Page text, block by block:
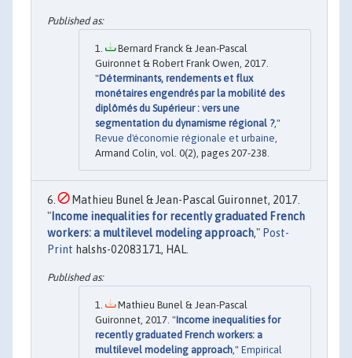
Bernard Franck & Jean-Pascal
Guironnet & Robert Frank Owen, 2017.
"Déterminants, rendements et flux
monétaires engendrés par la mobilité des
diplômés du Supérieur : vers une
segmentation du dynamisme régional ?,"
Revue d'économie régionale et urbaine
Armand Colin, vol. 0(2), pages 207-238.
Mathieu Bunel & Jean-Pascal Guironnet, 2017.
" Income inequalities for recently graduated French
workers: a multilevel modeling approach," Post-
Print halshs-02083171, HAL.
Mathieu Bunel & Jean-Pascal
Guironnet, 2017. "Income inequalities for
recently graduated French workers: a
multilevel modeling approach," Empirical